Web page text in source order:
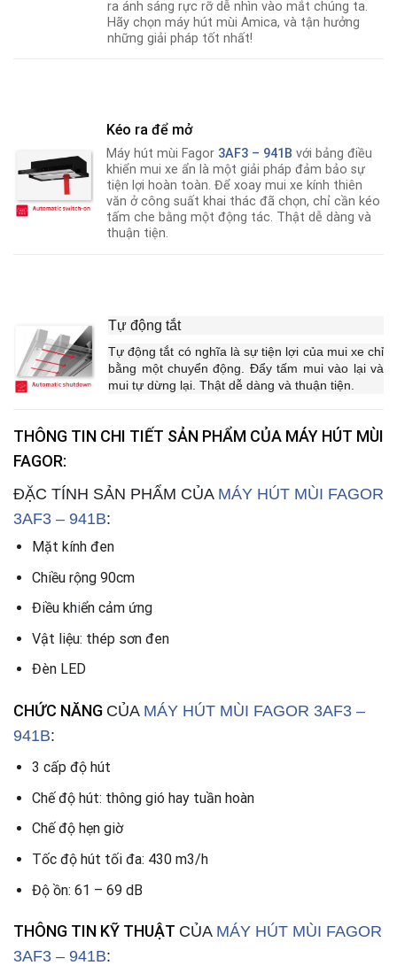
ra ánh sáng rực rỡ dễ nhìn vào mắt chúng ta.
Hãy chọn máy hút mùi Amica, và tận hưởng
những giải pháp tốt nhất!
Kéo ra để mở
Máy hút mùi Fagor 3AF3 – 941B với bảng điều
khiển mui xe ẩn là một giải pháp đảm bảo sự
tiện lợi hoàn toàn. Để xoay mui xe kính thiên
văn ở công suất khai thác đã chọn, chỉ cần kéo
tấm che bằng một động tác. Thật dễ dàng và
thuận tiện.
Tự động tắt
Tự động tắt có nghĩa là sự tiện lợi của mui xe chỉ
bằng một chuyển động. Đẩy tấm mui vào lại và
mui tự dừng lại. Thật dễ dàng và thuận tiện.
THÔNG TIN CHI TIẾT SẢN PHẨM CỦA MÁY HÚT MÙI
FAGOR:
ĐẶC TÍNH SẢN PHẨM CỦA MÁY HÚT MÙI FAGOR
3AF3 – 941B:
Mặt kính đen
Chiều rộng 90cm
Điều khiển cảm ứng
Vật liệu: thép sơn đen
Đèn LED
CHỨC NĂNG CỦA MÁY HÚT MÙI FAGOR 3AF3 –
941B:
3 cấp độ hút
Chế độ hút: thông gió hay tuần hoàn
Chế độ hẹn giờ
Tốc độ hút tối đa: 430 m3/h
Độ ồn: 61 – 69 dB
THÔNG TIN KỸ THUẬT CỦA MÁY HÚT MÙI FAGOR
3AF3 – 941B: